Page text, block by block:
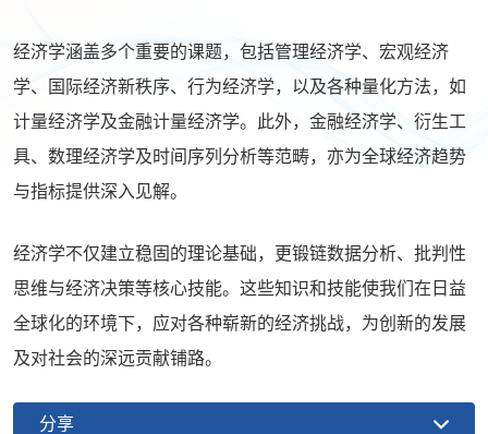
经济学涵盖多个重要的课题，包括管理经济学、宏观经济
学、国际经济新秩序、行为经济学，以及各种量化方法，如
计量经济学及金融计量经济学。此外，金融经济学、衍生工
具、数理经济学及时间序列分析等范畴，亦为全球经济趋势
与指标提供深入见解。
经济学不仅建立稳固的理论基础，更锻链数据分析、批判性
思维与经济决策等核心技能。这些知识和技能使我们在日益
全球化的环境下，应对各种崭新的经济挑战，为创新的发展
及对社会的深远贡献铺路。
分享